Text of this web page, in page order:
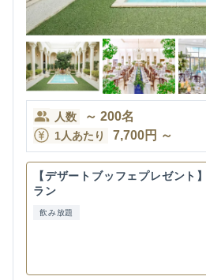
人数 ～ 200名
1人あたり 7,700円 ～
【デザートブッフェプレゼント
ラン
飲み放題